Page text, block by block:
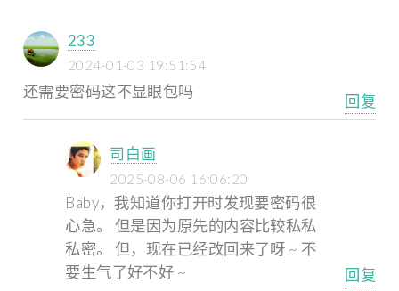
233
2024-01-03 19:51:54
还需要密码这不显眼包吗
回复
司白画
2025-08-06 16:06:20
Baby，我知道你打开时发现要密码很
心急。但是因为原先的内容比较私私
私密。但，现在已经改回来了呀 ~ 不
要生气了好不好 ~
回复